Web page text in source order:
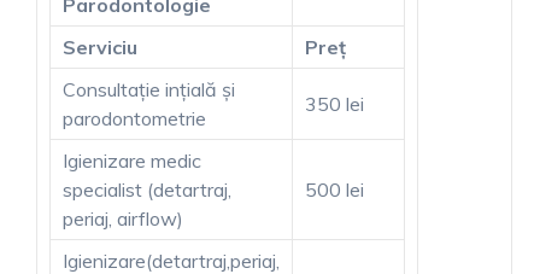
Serviciu
Preț
Consultație ințială și
parodontometrie
350 lei
Igienizare medic
specialist (detartraj,
periaj, airflow)
500 lei
Igienizare(detartraj,periaj,